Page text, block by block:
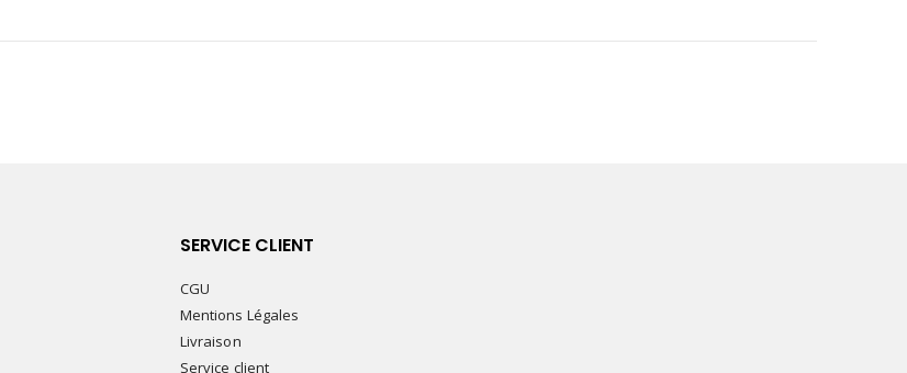
SERVICE CLIENT
CGU
Mentions Légales
Livraison
Service client